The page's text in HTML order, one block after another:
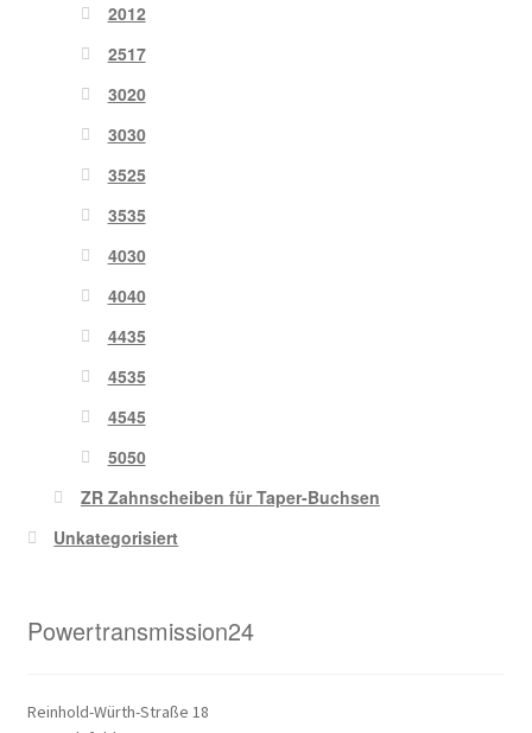
2012
2517
3020
3030
3525
3535
4030
4040
4435
4535
4545
5050
ZR Zahnscheiben für Taper-Buchsen
Unkategorisiert
Powertransmission24
Reinhold-Würth-Straße 18